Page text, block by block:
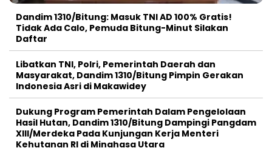
Dandim 1310/Bitung: Masuk TNI AD 100% Gratis!
Tidak Ada Calo, Pemuda Bitung-Minut Silakan
Daftar
Libatkan TNI, Polri, Pemerintah Daerah dan
Masyarakat, Dandim 1310/Bitung Pimpin Gerakan
Indonesia Asri di Makawidey
Dukung Program Pemerintah Dalam Pengelolaan
Hasil Hutan, Dandim 1310/Bitung Dampingi Pangdam
XIII/Merdeka Pada Kunjungan Kerja Menteri
Kehutanan RI di Minahasa Utara